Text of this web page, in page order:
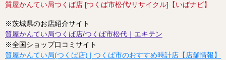
質屋かんてい局つくば店 [つくば市松代/リサイクル]【いばナビ】
※茨城県のお店紹介サイト
質屋かんてい局つくば店/つくば市松代｜エキテン
※全国ショップ口コミサイト
質屋かんてい局(つくば店) | つくば市のおすすめ時計店【店舗情報】